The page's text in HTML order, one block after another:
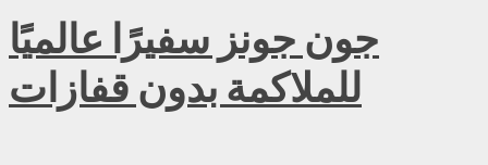
جون جونز سفيرًا عالميًا
للملاكمة بدون قفازات